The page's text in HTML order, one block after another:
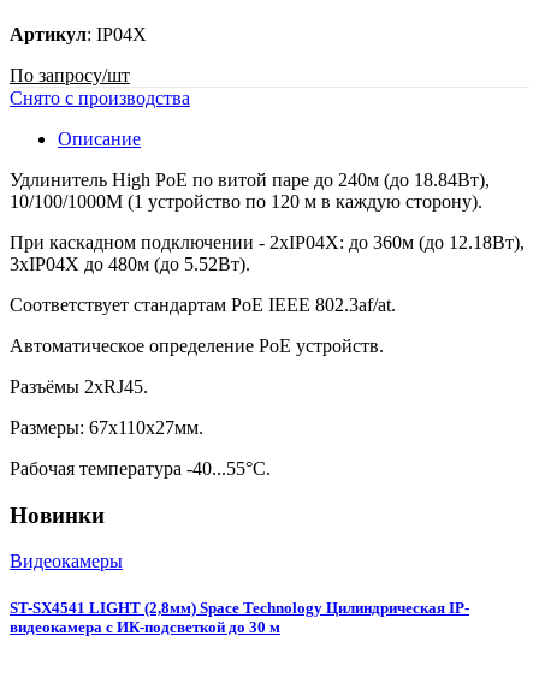
Артикул: IP04X
По запросу/шт
Снято с производства
Описание
Удлинитель High PoE по витой паре до 240м (до 18.84Вт),
10/100/1000M (1 устройство по 120 м в каждую сторону).
При каскадном подключении - 2хIP04X: до 360м (до 12.18Вт),
3хIP04X до 480м (до 5.52Вт).
Соответствует стандартам PoE IEEE 802.3af/at.
Автоматическое определение PoE устройств.
Разъёмы 2хRJ45.
Размеры: 67x110x27мм.
Рабочая температура -40...55°С.
Новинки
Видеокамеры
ST-SX4541 LIGHT (2,8мм) Space Technology Цилиндрическая IP-
видеокамера с ИК-подсветкой до 30 м